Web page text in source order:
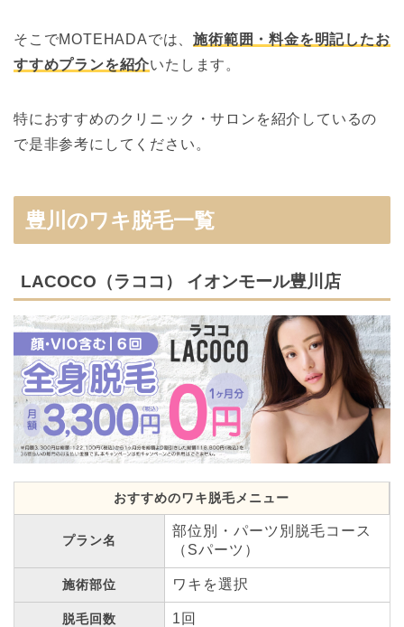
そこでMOTEHADAでは、施術範囲・料金を明記したお
すすめプランを紹介いたします。
特におすすめのクリニック・サロンを紹介しているの
で是非参考にしてください。
豊川のワキ脱毛一覧
LACOCO（ラココ） イオンモール豊川店
おすすめのワキ脱毛メニュー
プラン名
部位別・パーツ別脱毛コース
（Sパーツ）
施術部位 ワキを選択
脱毛回数 1回